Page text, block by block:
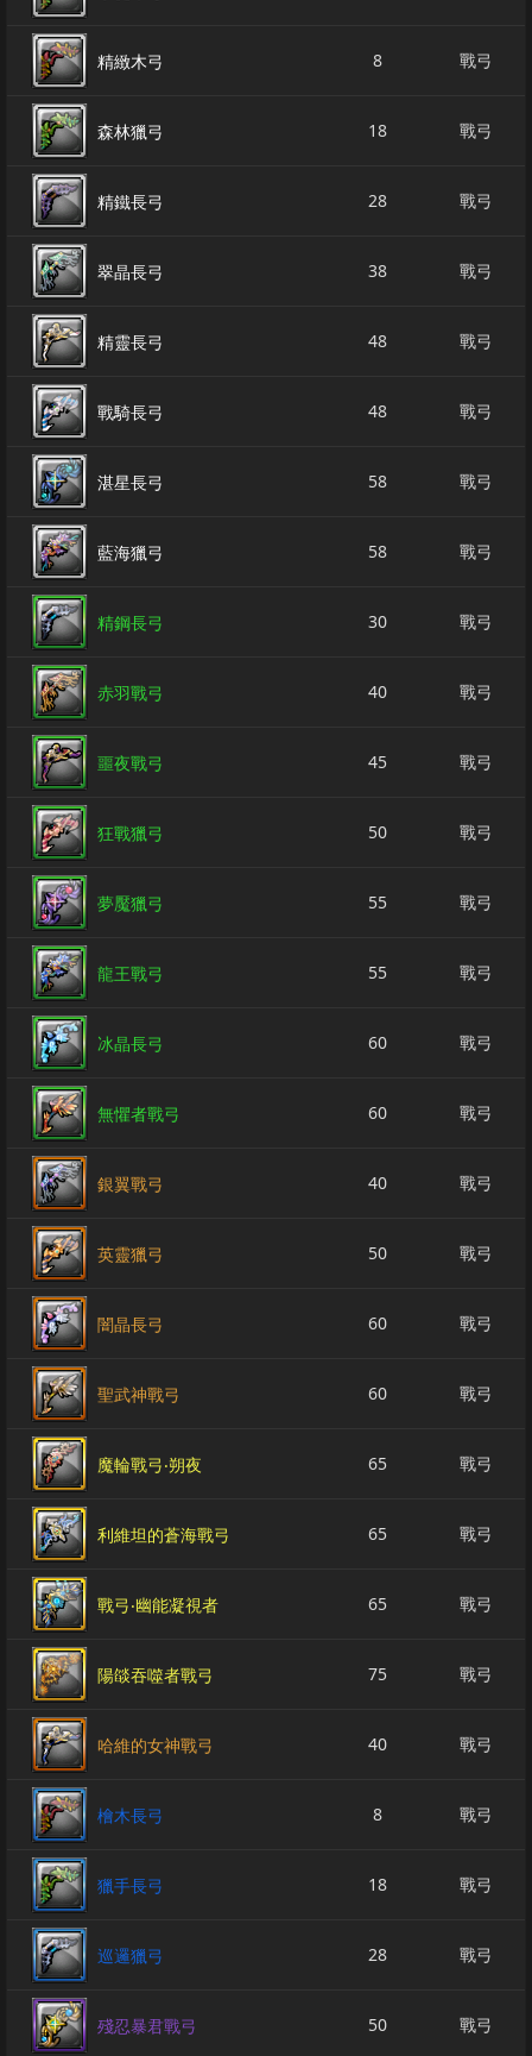
精緻木弓 8 戰弓
森林獵弓 18 戰弓
精鐵長弓 28 戰弓
翠晶長弓 38 戰弓
精靈長弓 48 戰弓
戰騎長弓 48 戰弓
湛星長弓 58 戰弓
藍海獵弓 58 戰弓
精鋼長弓 30 戰弓
赤羽戰弓 40 戰弓
噩夜戰弓 45 戰弓
狂戰獵弓 50 戰弓
夢魘獵弓 55 戰弓
龍王戰弓 55 戰弓
冰晶長弓 60 戰弓
無懼者戰弓 60 戰弓
銀翼戰弓 40 戰弓
英靈獵弓 50 戰弓
闇晶長弓 60 戰弓
聖武神戰弓 60 戰弓
魔輪戰弓‧朔夜 65 戰弓
利維坦的蒼海戰弓 65 戰弓
戰弓‧幽能凝視者 65 戰弓
陽燄吞噬者戰弓 75 戰弓
哈維的女神戰弓 40 戰弓
檜木長弓 8 戰弓
獵手長弓 18 戰弓
巡邏獵弓 28 戰弓
殘忍暴君戰弓 50 戰弓